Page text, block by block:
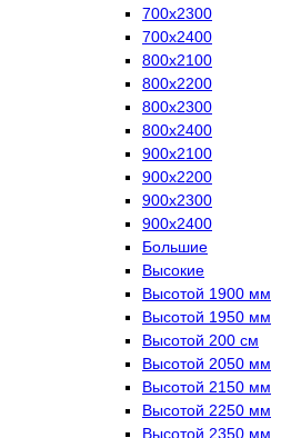
700х2300
700х2400
800х2100
800х2200
800х2300
800х2400
900х2100
900х2200
900х2300
900х2400
Большие
Высокие
Высотой 1900 мм
Высотой 1950 мм
Высотой 200 см
Высотой 2050 мм
Высотой 2150 мм
Высотой 2250 мм
Высотой 2350 мм